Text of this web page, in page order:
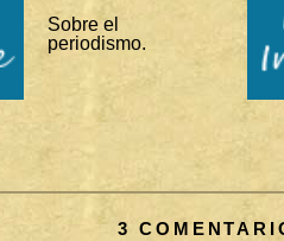
Sobre el
periodismo.
3